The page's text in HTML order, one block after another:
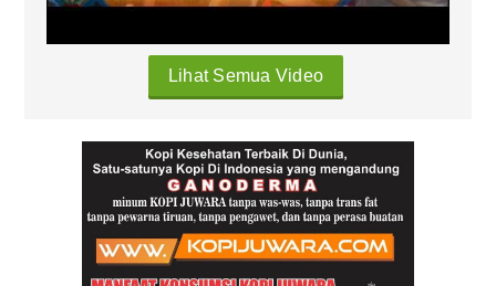
Lihat Semua Video